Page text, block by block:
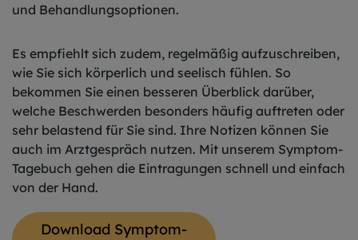
und Behandlungsoptionen.
Es empfiehlt sich zudem, regelmäßig aufzuschreiben,
wie Sie sich körperlich und seelisch fühlen. So
bekommen Sie einen besseren Überblick darüber,
welche Beschwerden besonders häufig auftreten oder
sehr belastend für Sie sind. Ihre Notizen können Sie
auch im Arztgespräch nutzen. Mit unserem Symptom-
Tagebuch gehen die Eintragungen schnell und einfach
von der Hand.
Download Symptom-